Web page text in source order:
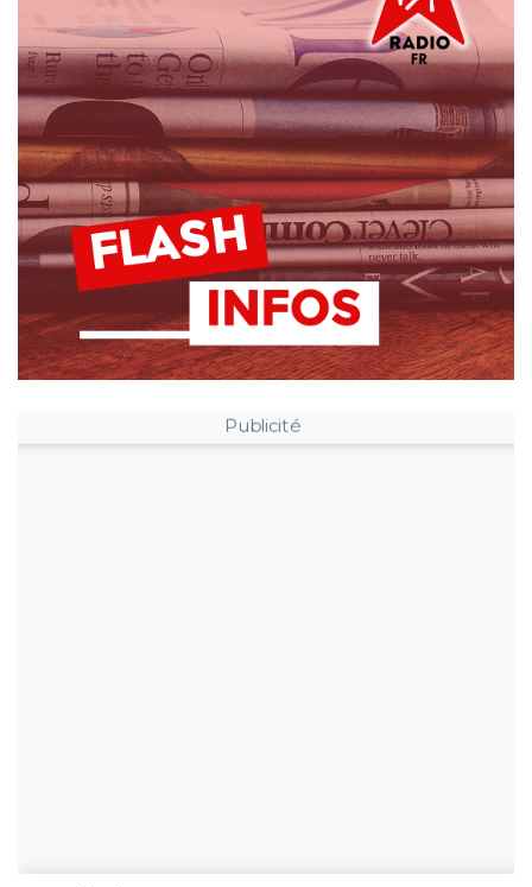
Publicité